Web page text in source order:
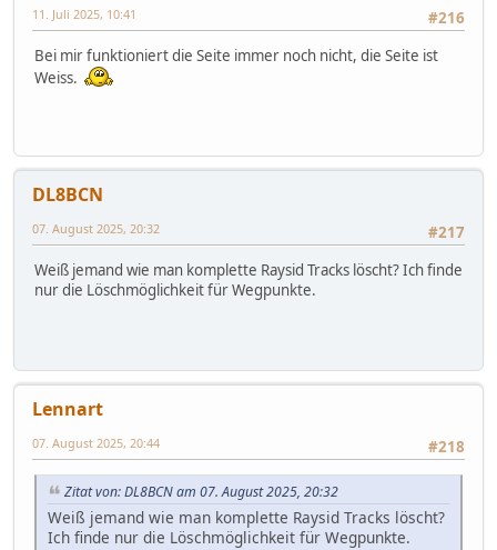
#216
11. Juli 2025, 10:41
Bei mir funktioniert die Seite immer noch nicht, die Seite ist
Weiss.
DL8BCN
#217
07. August 2025, 20:32
Weiß jemand wie man komplette Raysid Tracks löscht? Ich finde
nur die Löschmöglichkeit für Wegpunkte.
Lennart
#218
07. August 2025, 20:44
Zitat von: DL8BCN am 07. August 2025, 20:32
Weiß jemand wie man komplette Raysid Tracks löscht?
Ich finde nur die Löschmöglichkeit für Wegpunkte.